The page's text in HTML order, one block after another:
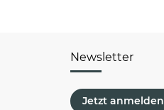
Newsletter
Jetzt anmelden